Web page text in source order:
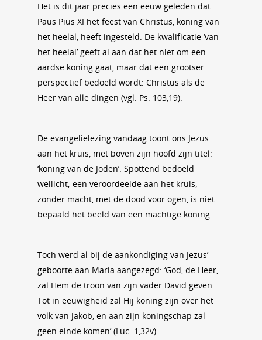
Het is dit jaar precies een eeuw geleden dat
Paus Pius XI het feest van Christus, koning van
het heelal, heeft ingesteld. De kwalificatie ‘van
het heelal’ geeft al aan dat het niet om een
aardse koning gaat, maar dat een grootser
perspectief bedoeld wordt: Christus als de
Heer van alle dingen (vgl. Ps. 103,19).
De evangelielezing vandaag toont ons Jezus
aan het kruis, met boven zijn hoofd zijn titel:
‘koning van de Joden’. Spottend bedoeld
wellicht; een veroordeelde aan het kruis,
zonder macht, met de dood voor ogen, is niet
bepaald het beeld van een machtige koning.
Toch werd al bij de aankondiging van Jezus’
geboorte aan Maria aangezegd: ‘God, de Heer,
zal Hem de troon van zijn vader David geven.
Tot in eeuwigheid zal Hij koning zijn over het
volk van Jakob, en aan zijn koningschap zal
geen einde komen’ (Luc. 1,32v).